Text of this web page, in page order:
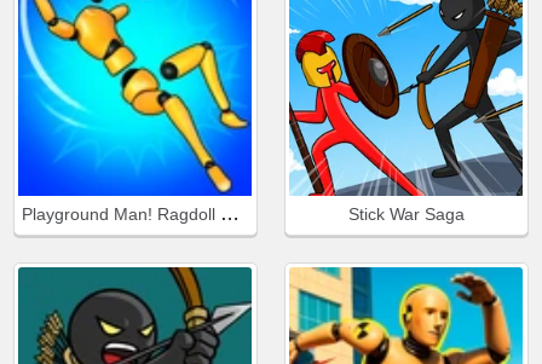
Playground Man! Ragdoll Show! Stick War Saga